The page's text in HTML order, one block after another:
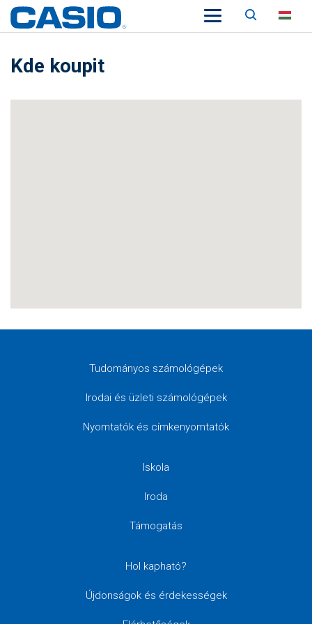
Keresés
Kde koupit
Tudományos számológépek
Irodai és üzleti számológépek
Nyomtatók és címkenyomtatók
Iskola
Iroda
Támogatás
Hol kapható?
Újdonságok és érdekességek